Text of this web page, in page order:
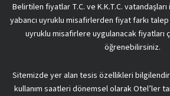
Belirtilen fiyatlar T.C. ve K.K.T.C.
yabancı uyruklu misafirlerden fiyat farkı
uyruklu misafirlere uygulanacak fiyatları
öğrenebilirsiniz.
Sitemizde yer alan tesis özellikleri
kullanım saatleri dönemsel olarak Otel’ler